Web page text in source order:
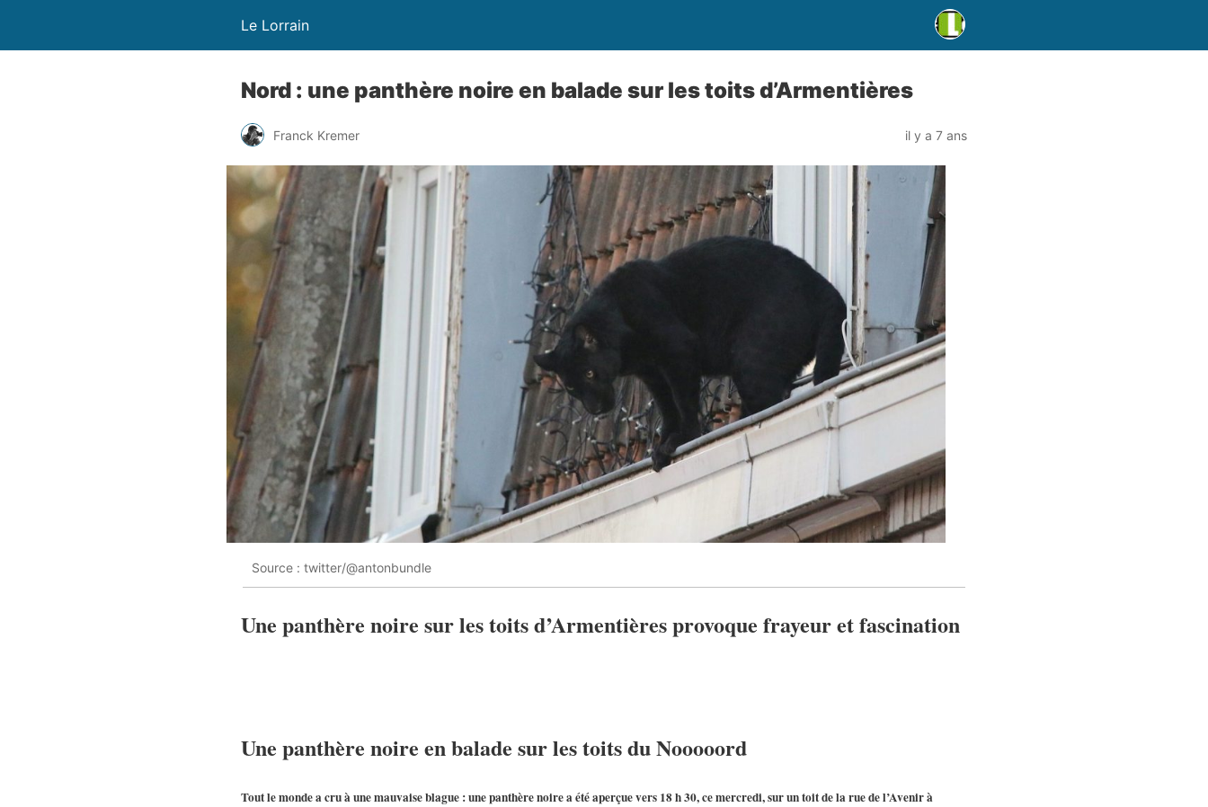
Le Lorrain
Nord : une panthère noire en balade sur les toits d’Armentières
Franck Kremer il y a 7 ans
Source : twitter/@antonbundle
Une panthère noire sur les toits d’Armentières provoque frayeur et fascination
Une panthère noire en balade sur les toits du Nooooord
Tout le monde a cru à une mauvaise blague : une panthère noire a été aperçue vers 18 h 30, ce mercredi, sur un toit de la rue de l’Avenir à